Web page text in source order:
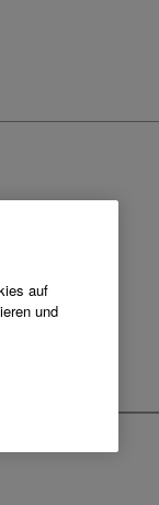
auf
und